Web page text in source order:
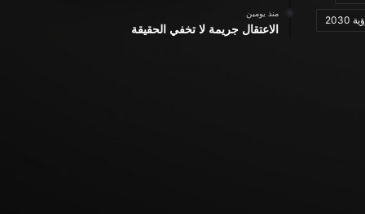
2030
منذ يومين
الاعتقال جريمة لا تخفي الحقيقة